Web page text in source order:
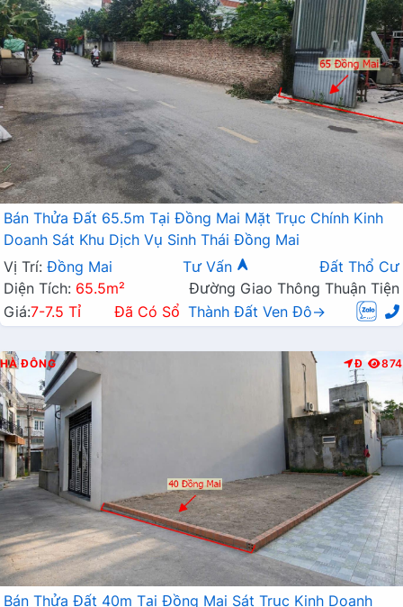
Bán Thửa Đất 65.5m Tại Đồng Mai Mặt Trục Chính Kinh
Doanh Sát Khu Dịch Vụ Sinh Thái Đồng Mai
Vị Trí: Đồng Mai Tư Vấn
Đất Thổ Cư
Diện Tích: 65.5m²
Đường Giao Thông Thuận Tiện
Giá:7-7.5 Tỉ Đã Có Sổ Thành Đất Ven Đô→
HÀ ĐÔNG Đ 874
Bán Thửa Đất 40m Tại Đồng Mai Sát Trục Kinh Doanh